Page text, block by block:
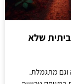
שלא
וגם מתגמלת.